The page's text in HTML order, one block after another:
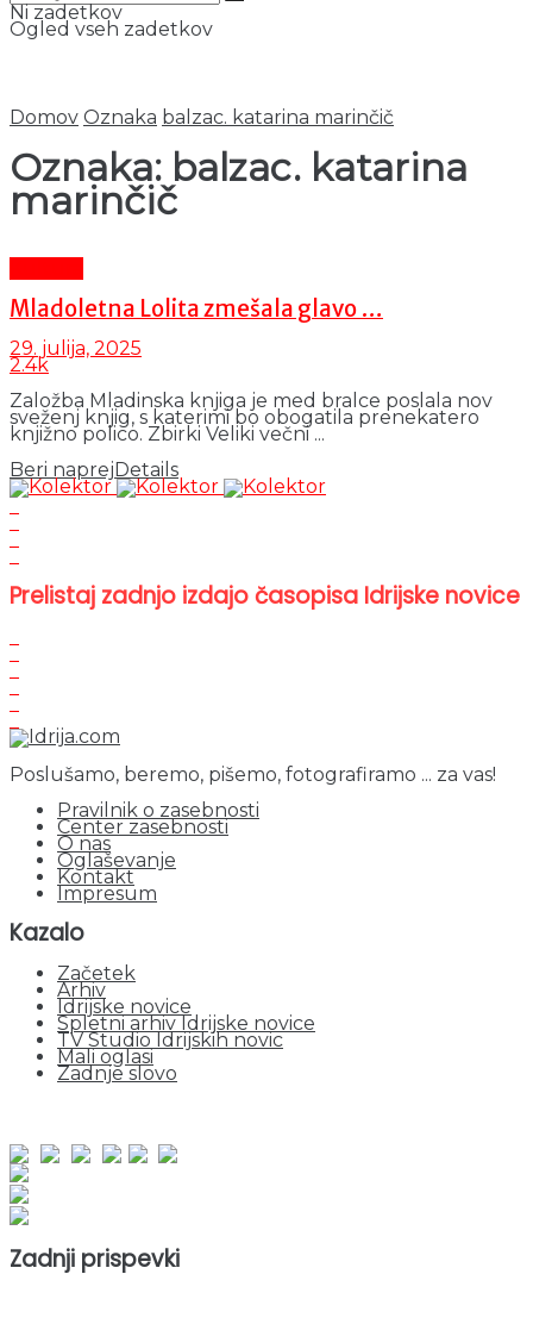
Ni zadetkov
Ogled vseh zadetkov
Domov Oznaka balzac. katarina marinčič
Oznaka: balzac. katarina
marinčič
Mladoletna Lolita zmešala glavo …
29. julija, 2025
2.4k
Založba Mladinska knjiga je med bralce poslala nov
sveženj knjig, s katerimi bo obogatila prenekatero
knjižno polico. Zbirki Veliki večni ...
Beri naprej Details
Prelistaj zadnjo izdajo časopisa Idrijske novice
Poslušamo, beremo, pišemo, fotografiramo ... za vas!
Pravilnik o zasebnosti
Center zasebnosti
O nas
Oglaševanje
Kontakt
Impresum
Kazalo
Začetek
Arhiv
Idrijske novice
Spletni arhiv Idrijske novice
TV Studio Idrijskih novic
Mali oglasi
Zadnje slovo
Zadnji prispevki